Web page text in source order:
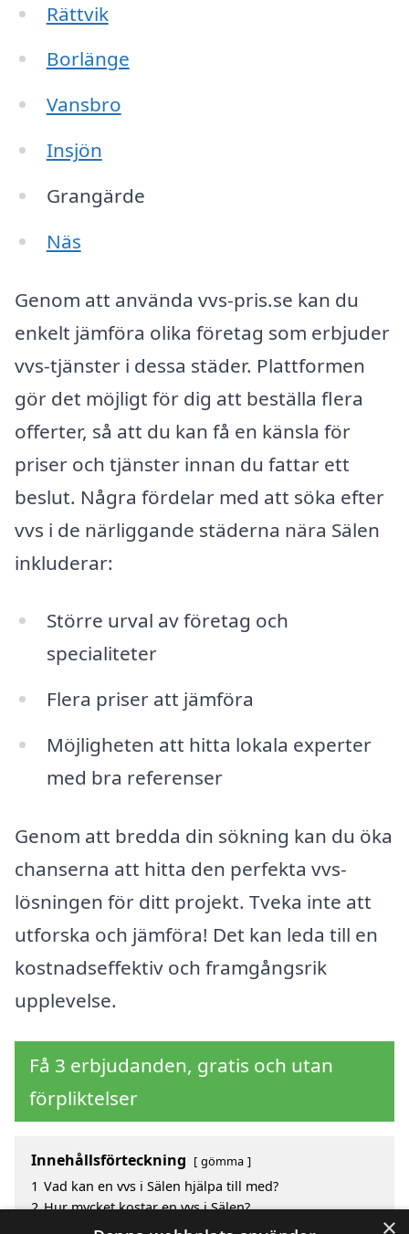
Rättvik
Borlänge
Vansbro
Insjön
Grangärde
Näs
Genom att använda vvs-pris.se kan du
enkelt jämföra olika företag som erbjuder
vvs-tjänster i dessa städer. Plattformen
gör det möjligt för dig att beställa flera
offerter, så att du kan få en känsla för
priser och tjänster innan du fattar ett
beslut. Några fördelar med att söka efter
vvs i de närliggande städerna nära Sälen
inkluderar:
Större urval av företag och
specialiteter
Flera priser att jämföra
Möjligheten att hitta lokala experter
med bra referenser
Genom att bredda din sökning kan du öka
chanserna att hitta den perfekta vvs-
lösningen för ditt projekt. Tveka inte att
utforska och jämföra! Det kan leda till en
kostnadseffektiv och framgångsrik
upplevelse.
Få 3 erbjudanden, gratis och utan
förpliktelser
Innehållsförteckning gömma
1 Vad kan en vvs i Sälen hjälpa till med?
2 Hur mycket kostar en vvs i Sälen?
Fördelar med att välja vvs i Sälen ×